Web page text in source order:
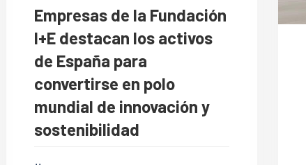
Empresas de la Fundación
I+E destacan los activos
de España para
convertirse en polo
mundial de innovación y
sostenibilidad